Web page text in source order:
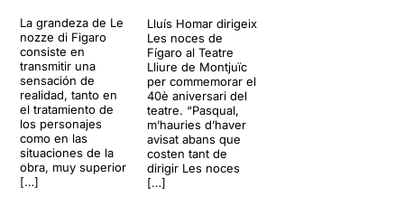
La grandeza de Le
nozze di Figaro
consiste en
transmitir una
sensación de
realidad, tanto en
el tratamiento de
los personajes
como en las
situaciones de la
obra, muy superior
[…]
Lluís Homar dirigeix
Les noces de
Fígaro al Teatre
Lliure de Montjuïc
per commemorar el
40è aniversari del
teatre. “Pasqual,
m’hauries d’haver
avisat abans que
costen tant de
dirigir Les noces
[…]